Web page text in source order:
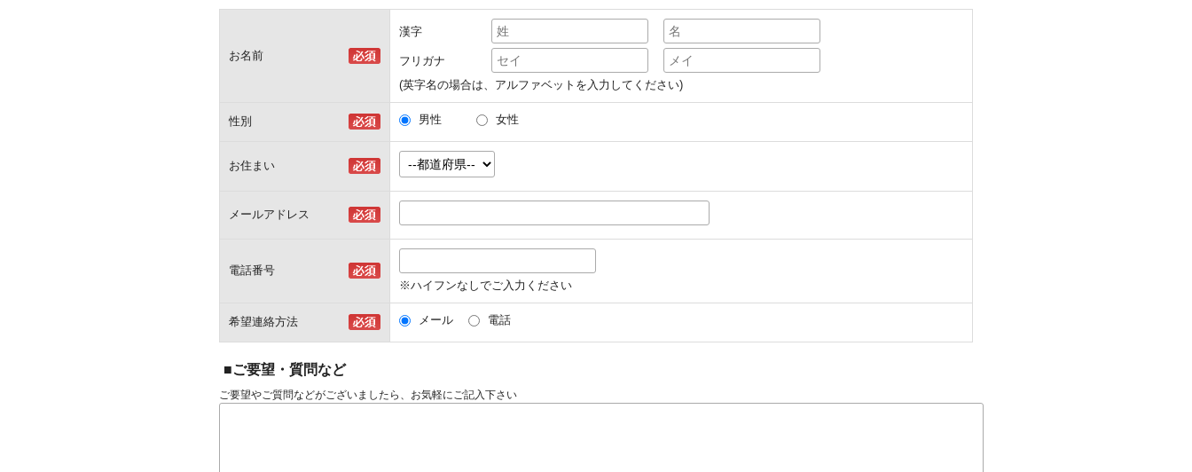
お名前
漢字
フリガナ
(英字名の場合は、アルファベットを入力してください)
性別 男性 女性
お住まい
メールアドレス
電話番号
※ハイフンなしでご入力ください
希望連絡方法 メール 電話
■ご要望・質問など
ご要望やご質問などがございましたら、お気軽にご記入下さい